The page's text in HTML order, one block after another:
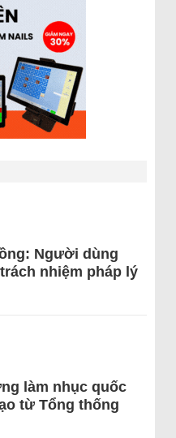
Người dùng
nhiệm pháp lý
làm nhục quốc
từ Tổng thống